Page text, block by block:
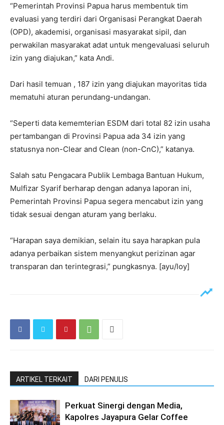
“Pemerintah Provinsi Papua harus membentuk tim
evaluasi yang terdiri dari Organisasi Perangkat Daerah
(OPD), akademisi, organisasi masyarakat sipil, dan
perwakilan masyarakat adat untuk mengevaluasi seluruh
izin yang diajukan,” kata Andi.
Dari hasil temuan , 187 izin yang diajukan mayoritas tida
mematuhi aturan perundang-undangan.
“Seperti data kememterian ESDM dari total 82 izin usaha
pertambangan di Provinsi Papua ada 34 izin yang
statusnya non-Clear and Clean (non-CnC),” katanya.
Salah satu Pengacara Publik Lembaga Bantuan Hukum,
Mulfizar Syarif berharap dengan adanya laporan ini,
Pemerintah Provinsi Papua segera mencabut izin yang
tidak sesuai dengan aturam yang berlaku.
“Harapan saya demikian, selain itu saya harapkan pula
adanya perbaikan sistem menyangkut perizinan agar
transparan dan terintegrasi,” pungkasnya. [ayu/loy]
ARTIKEL TERKAIT DARI PENULIS
Perkuat Sinergi dengan Media,
Kapolres Jayapura Gelar Coffee